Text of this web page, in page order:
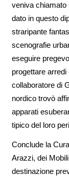
veniva chiamato
dato in questo
straripante
scenografie
eseguire
progettare
collaboratore di
nordico trovò
apparati
tipico del loro
Conclude la
Arazzi, dei
destinazione